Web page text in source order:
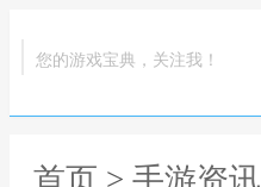
您的游戏宝典，关注我！
首页 > 手游资讯